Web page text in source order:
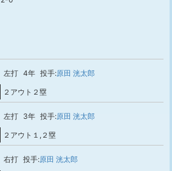
左打 4年 投手:原田 洸太郎
２アウト２塁
左打 3年 投手:原田 洸太郎
２アウト１,２塁
右打 投手:原田 洸太郎